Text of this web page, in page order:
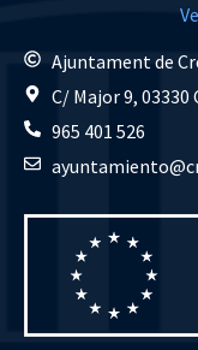
Ajuntament de
C/ Major 9,
965 401 526